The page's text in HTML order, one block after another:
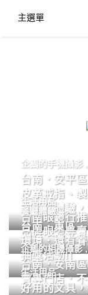
主選單
企鵝的手機攝影
台南．安平
皮革戒指、
的手作體驗
生活用品
台南眼鏡行
品牌眼鏡專
餐廳體驗
台南．東區
環境．還有
抽獎活動!!
企鵝的相機攝影
台南．安南
賣專門店．
生活用品
好用的文具